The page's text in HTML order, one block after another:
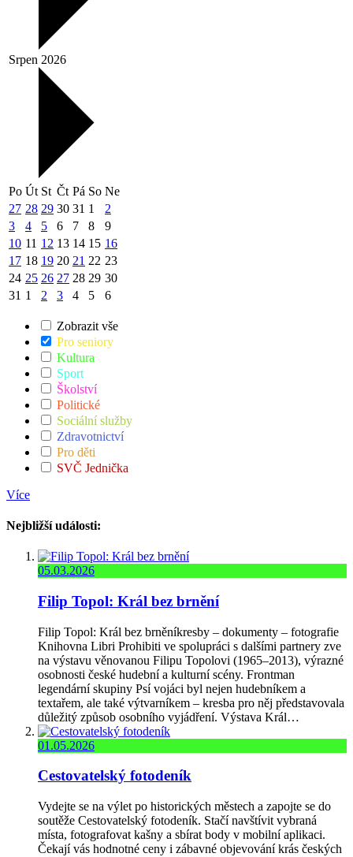
Srpen 2026
Po Út St Čt Pá So Ne
27 28 29 30 31 1
2
3
4 5 6 7 8
9
10 11 12 13 14 15 16
17 18 19 20 21 22 23
24 25 26 27 28 29 30
31 1 2 3 4 5 6
Zobrazit vše
Pro seniory
Kultura
Sport
Školství
Politické
Sociální služby
Zdravotnictví
Pro děti
SVČ Jednička
Více
Nejbližší události:
05.03.2026
Filip Topol: Král bez brnění
Filip Topol: Král bez brněníkresby – dokumenty – fotografie
Knihovna Libri Prohibiti ve spolupráci s dalšími partnery zve
na výstavu věnovanou Filipu Topolovi (1965–2013), výrazné
osobnosti české hudební a kulturní scény. Frontman
legendární skupiny Psí vojáci byl nejen hudebníkem a
textařem, ale také výtvarníkem – kresba pro něj představovala
důležitý způsob osobního vyjádření. Výstava Král…
01.05.2026
Cestovatelský fotodeník
Vydejte se na výlet po historických městech a zapojte se do
soutěže Cestovatelský fotodeník. Stačí navštívit vybraná
místa, fotografovat kašny a sbírat body v mobilní aplikaci.
Čekají vás hodnotné ceny i zábavné objevování krás českých